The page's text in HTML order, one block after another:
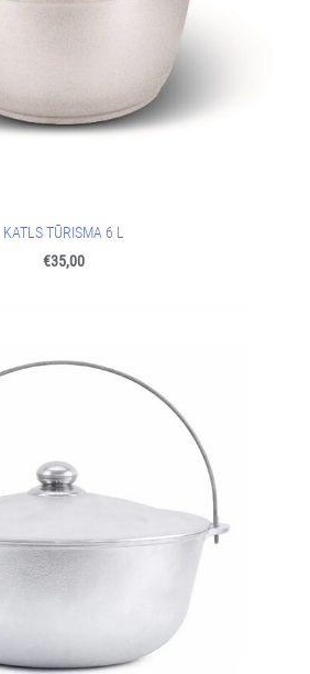
KATLS TŪRISMA 6 L
€35,00